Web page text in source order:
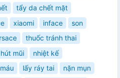
tẩy da chết mặt
xiaomi inface
son
thuốc tránh thai
mũi
nhiệt kế
lấy ráy tai
nặn mụn